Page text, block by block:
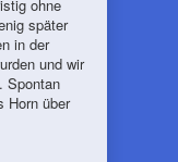
ohne
später
in der
und wir
Spontan
Horn über